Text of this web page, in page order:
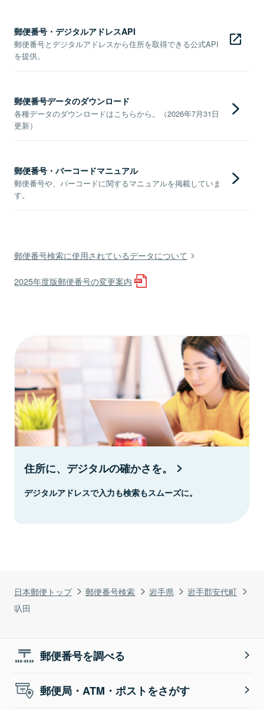
日本郵便トップ 郵便番号検索 岩手県
岩手郡安代町
叺田
郵便番号・デジタルアドレスAPI
郵便番号とデジタルアドレスから住所を取得できる公式API
を提供。
郵便番号データのダウンロード
各種データのダウンロードはこちらから。（2026年7月31日
更新）
郵便番号・バーコードマニュアル
郵便番号や、バーコードに関するマニュアルを掲載していま
す。
郵便番号検索に使用されているデータについて
2025年度版郵便番号の変更案内
住所に、デジタルの確かさを。
デジタルアドレスで入力も検索もスムーズに。
郵便番号を調べる
郵便局・ATM・ポストをさがす